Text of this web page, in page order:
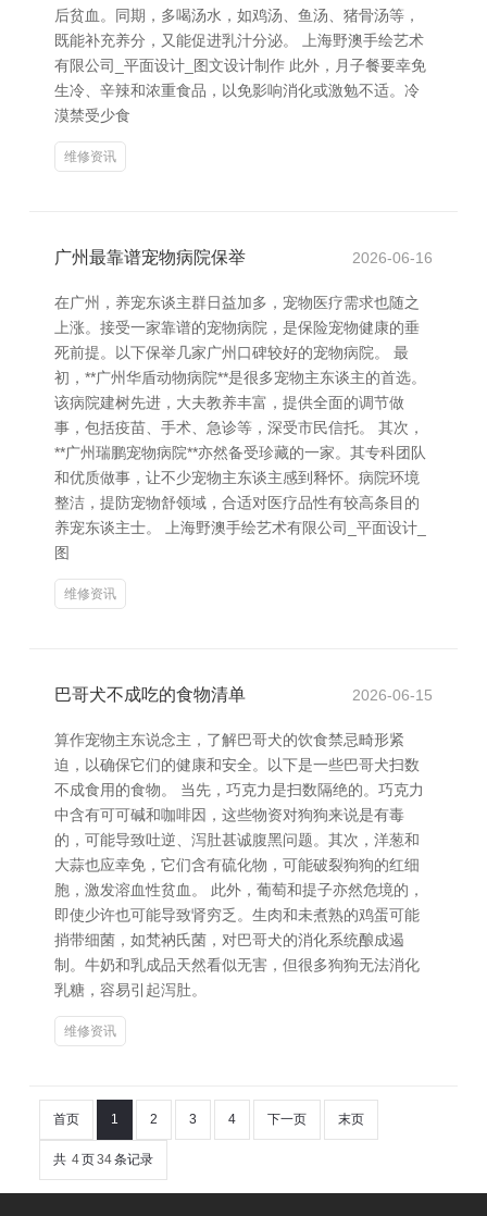
后贫血。同期，多喝汤水，如鸡汤、鱼汤、猪骨汤等，
既能补充养分，又能促进乳汁分泌。 上海野澳手绘艺术
有限公司_平面设计_图文设计制作 此外，月子餐要幸免
生冷、辛辣和浓重食品，以免影响消化或激勉不适。冷
漠禁受少食
维修资讯
广州最靠谱宠物病院保举 2026-06-16
在广州，养宠东谈主群日益加多，宠物医疗需求也随之
上涨。接受一家靠谱的宠物病院，是保险宠物健康的垂
死前提。以下保举几家广州口碑较好的宠物病院。 最
初，**广州华盾动物病院**是很多宠物主东谈主的首选。
该病院建树先进，大夫教养丰富，提供全面的调节做
事，包括疫苗、手术、急诊等，深受市民信托。 其次，
**广州瑞鹏宠物病院**亦然备受珍藏的一家。其专科团队
和优质做事，让不少宠物主东谈主感到释怀。病院环境
整洁，提防宠物舒领域，合适对医疗品性有较高条目的
养宠东谈主士。 上海野澳手绘艺术有限公司_平面设计_
图
维修资讯
巴哥犬不成吃的食物清单 2026-06-15
算作宠物主东说念主，了解巴哥犬的饮食禁忌畸形紧
迫，以确保它们的健康和安全。以下是一些巴哥犬扫数
不成食用的食物。 当先，巧克力是扫数隔绝的。巧克力
中含有可可碱和咖啡因，这些物资对狗狗来说是有毒
的，可能导致吐逆、泻肚甚诚腹黑问题。其次，洋葱和
大蒜也应幸免，它们含有硫化物，可能破裂狗狗的红细
胞，激发溶血性贫血。 此外，葡萄和提子亦然危境的，
即使少许也可能导致肾穷乏。生肉和未煮熟的鸡蛋可能
捎带细菌，如梵衲氏菌，对巴哥犬的消化系统酿成遏
制。牛奶和乳成品天然看似无害，但很多狗狗无法消化
乳糖，容易引起泻肚。
维修资讯
首页 1 2 3 4 下一页 末页
共 4页34条记录